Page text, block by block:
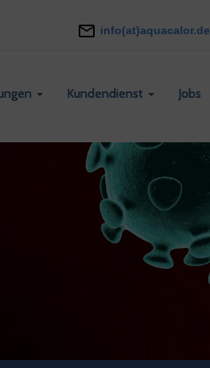
info(at)aquacalor.de
Kundendienst Jobs